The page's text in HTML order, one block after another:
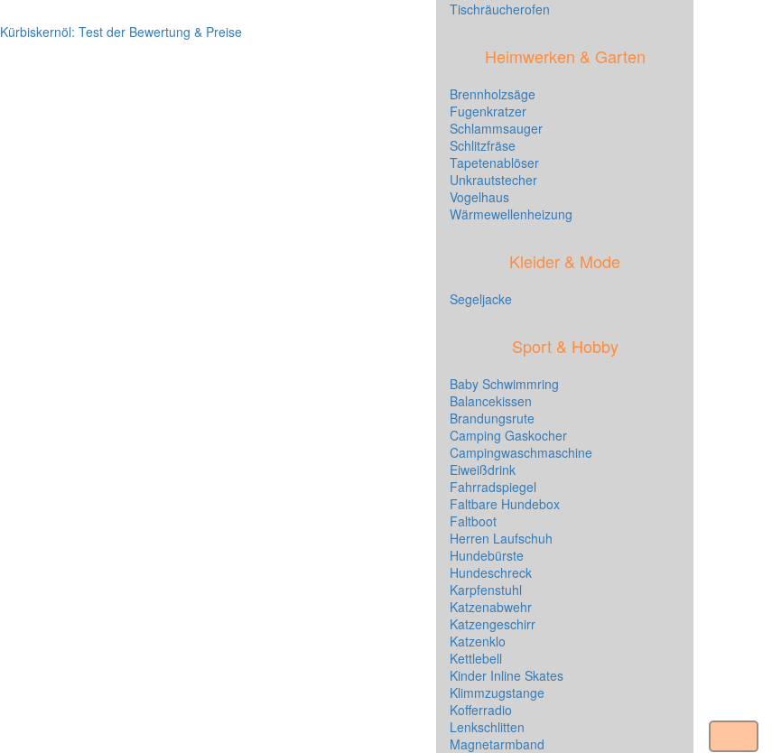
Kürbiskernöl: Test der Bewertung & Preise
Tischräucherofen
Heimwerken & Garten
Brennholzsäge
Fugenkratzer
Schlammsauger
Schlitzfräse
Tapetenablöser
Unkrautstecher
Vogelhaus
Wärmewellenheizung
Kleider & Mode
Segeljacke
Sport & Hobby
Baby Schwimmring
Balancekissen
Brandungsrute
Camping Gaskocher
Campingwaschmaschine
Eiweißdrink
Fahrradspiegel
Faltbare Hundebox
Faltboot
Herren Laufschuh
Hundebürste
Hundeschreck
Karpfenstuhl
Katzenabwehr
Katzengeschirr
Katzenklo
Kettlebell
Kinder Inline Skates
Klimmzugstange
Kofferradio
Lenkschlitten
Magnetarmband